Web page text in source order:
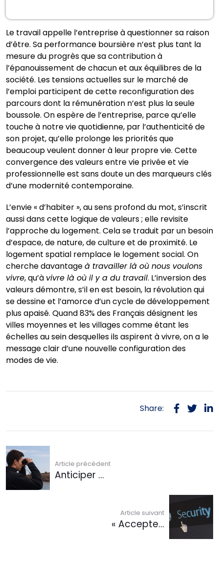
Le travail appelle l’entreprise à questionner sa raison
d’être. Sa performance boursière n’est plus tant la
mesure du progrès que sa contribution à
l’épanouissement de chacun et aux équilibres de la
société. Les tensions actuelles sur le marché de
l’emploi participent de cette reconfiguration des
parcours dont la rémunération n’est plus la seule
boussole. On espère de l’entreprise, parce qu’elle
touche à notre vie quotidienne, par l’authenticité de
son projet, qu’elle prolonge les priorités que
beaucoup veulent donner à leur propre vie. Cette
convergence des valeurs entre vie privée et vie
professionnelle est sans doute un des marqueurs clés
d’une modernité contemporaine.
L’envie « d’habiter », au sens profond du mot, s’inscrit
aussi dans cette logique de valeurs ; elle revisite
l’approche du logement. Cela se traduit par un besoin
d’espace, de nature, de culture et de proximité. Le
logement spatial remplace le logement social. On
cherche davantageà travailler là où nous voulons
vivre, qu’à vivre là où il y a du travail. L’inversion des
valeurs démontre, s’il en est besoin, la révolution qui
se dessine et l’amorce d’un cycle de développement
plus apaisé. Quand 83% des Français désignent les
villes moyennes et les villages comme étant les
échelles au sein desquelles ils aspirent à vivre, on a le
message clair d’une nouvelle configuration des
modes de vie.
Share:
Article précédent
Anticiper ...
Article suivant
« Accepte...